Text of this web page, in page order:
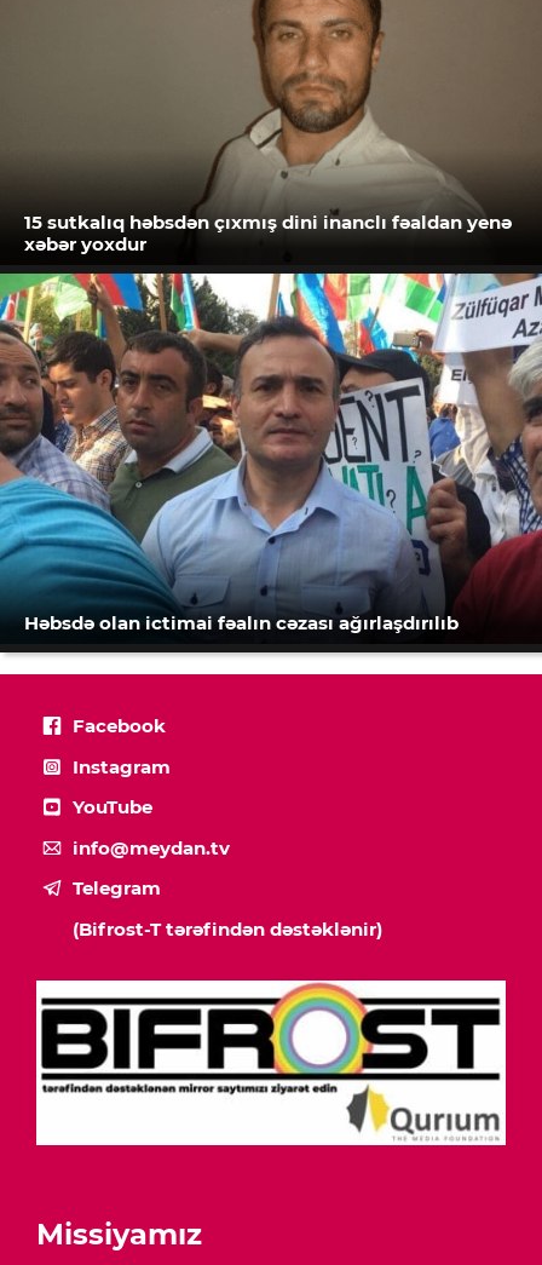
15 sutkalıq həbsdən çıxmış dini inanclı fəaldan yenə
xəbər yoxdur
Həbsdə olan ictimai fəalın cəzası ağırlaşdırılıb
Facebook
Instagram
YouTube
info@meydan.tv
Telegram
(Bifrost-T tərəfindən dəstəklənir)
Missiyamız